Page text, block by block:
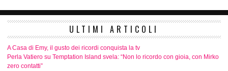
ULTIMI ARTICOLI
A Casa di Emy, il gusto dei ricordi conquista la tv
Perla Vatiero su Temptation Island svela: “Non lo ricordo con gioia, con Mirko
zero contatti”